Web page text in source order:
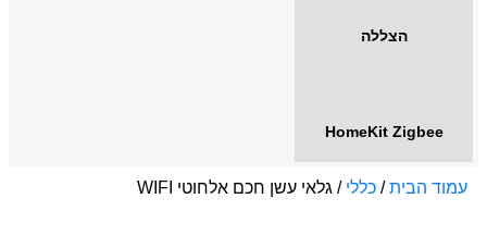
הצללה
HomeKit Zigbee
עמוד הבית/ כללי / גלאי עשן חכם אלחוטי WIFI